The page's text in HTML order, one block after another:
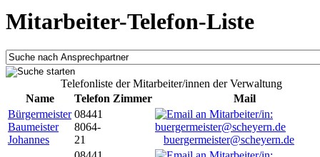
Mitarbeiter-Telefon-Liste
Telefonliste der Mitarbeiter/innen der Verwaltung
Name
Telefon Zimmer
Mail
Bürgermeister
Baumeister
Johannes
08441
8064-
21
buergermeister@scheyern.de